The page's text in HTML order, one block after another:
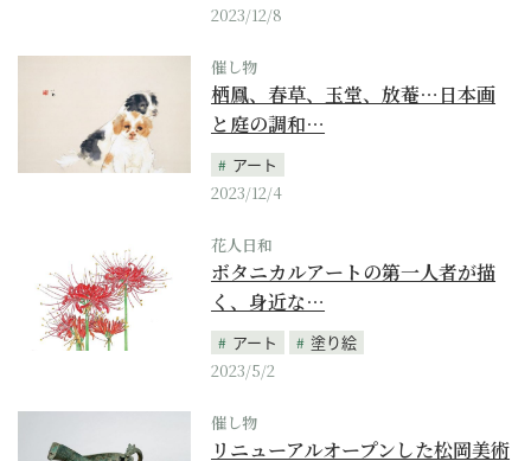
2023/12/8
催し物
栖鳳、春草、玉堂、放菴…日本画
と庭の調和…
アート
2023/12/4
花人日和
ボタニカルアートの第一人者が描
く、身近な…
アート
塗り絵
2023/5/2
催し物
リニューアルオープンした松岡美術